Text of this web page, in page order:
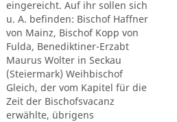
eingereicht. Auf ihr sollen sich
u. A. befinden: Bischof Haffner
von Mainz, Bischof Kopp von
Fulda, Benediktiner-Erzabt
Maurus Wolter in Seckau
(Steiermark) Weihbischof
Gleich, der vom Kapitel für die
Zeit der Bischofsvacanz
erwählte, übrigens